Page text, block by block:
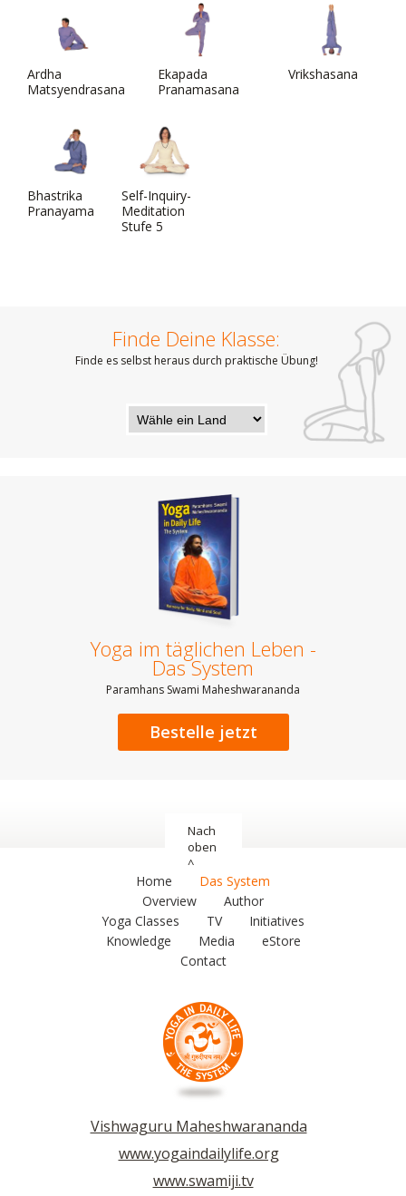
Ardha
Matsyendrasana
Ekapada
Pranamasana
Vrikshasana
Bhastrika
Pranayama
Self-Inquiry-
Meditation
Stufe 5
Finde Deine Klasse:
Finde es selbst heraus durch praktische Übung!
Yoga im täglichen Leben -
Das System
Paramhans Swami Maheshwarananda
Bestelle jetzt
Nach
oben
^
Home
Das System
Overview
Author
Yoga Classes
TV
Initiatives
Knowledge
Media
eStore
Contact
Vishwaguru Maheshwarananda
www.yogaindailylife.org
www.swamiji.tv